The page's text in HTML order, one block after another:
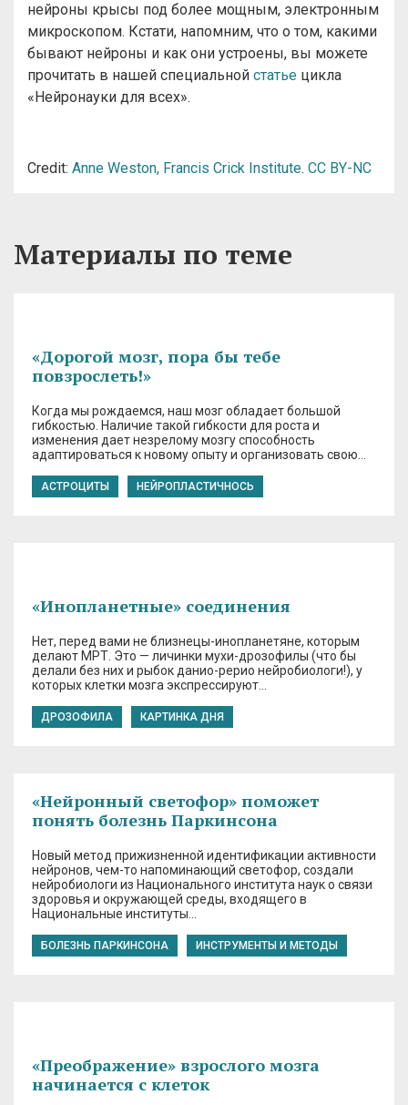
нейроны крысы под более мощным, электронным
микроскопом. Кстати, напомним, что о том, какими
бывают нейроны и как они устроены, вы можете
прочитать в нашей специальной статье цикла
«Нейронауки для всех».
Credit: Anne Weston, Francis Crick Institute. CC BY-NC
Материалы по теме
«Дорогой мозг, пора бы тебе
повзрослеть!»
Когда мы рождаемся, наш мозг обладает большой
гибкостью. Наличие такой гибкости для роста и
изменения дает незрелому мозгу способность
адаптироваться к новому опыту и организовать свою…
АСТРОЦИТЫ НЕЙРОПЛАСТИЧНОСЬ
«Инопланетные» соединения
Нет, перед вами не близнецы-инопланетяне, которым
делают МРТ. Это — личинки мухи-дрозофилы (что бы
делали без них и рыбок данио-рерио нейробиологи!), у
которых клетки мозга экспрессируют…
ДРОЗОФИЛА КАРТИНКА ДНЯ
«Нейронный светофор» поможет
понять болезнь Паркинсона
Новый метод прижизненной идентификации активности
нейронов, чем-то напоминающий светофор, создали
нейробиологи из Национального института наук о связи
здоровья и окружающей среды, входящего в
Национальные институты…
БОЛЕЗНЬ ПАРКИНСОНА ИНСТРУМЕНТЫ И МЕТОДЫ
«Преображение» взрослого мозга
начинается с клеток